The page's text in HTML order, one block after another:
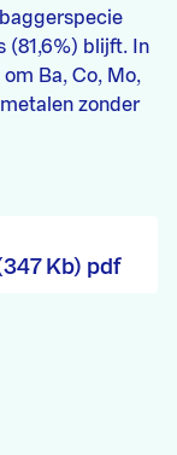
(81,6%) blijft. In
Ba, Co, Mo,
zonder
Kb) pdf